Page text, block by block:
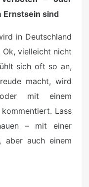
Ernstsein sind
in Deutschland
vielleicht nicht
sich oft so an,
macht, wird
mit einem
Lass
– mit einer
aber auch einem